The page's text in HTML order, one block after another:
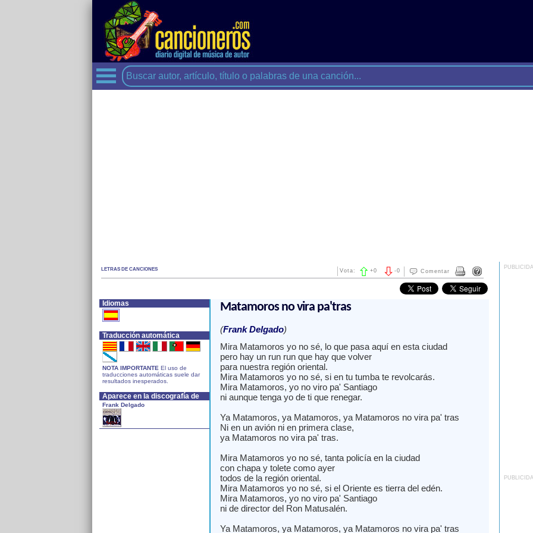
LETRAS DE CANCIONES Comentar
-0
Vota: +0
Idiomas
Traducción automática
NOTA IMPORTANTE El uso de
traducciones automáticas suele dar
resultados inesperados.
Aparece en la discografía de
Frank Delgado
Matamoros no vira pa'tras
(Frank Delgado)
Mira Matamoros yo no sé, lo que pasa aquí en esta ciudad
pero hay un run run que hay que volver
para nuestra región oriental.
Mira Matamoros yo no sé, si en tu tumba te revolcarás.
Mira Matamoros, yo no viro pa' Santiago
ni aunque tenga yo de ti que renegar.
Ya Matamoros, ya Matamoros, ya Matamoros no vira pa' tras
Ni en un avión ni en primera clase,
ya Matamoros no vira pa' tras.
Mira Matamoros yo no sé, tanta policía en la ciudad
con chapa y tolete como ayer
todos de la región oriental.
Mira Matamoros yo no sé, si el Oriente es tierra del edén.
Mira Matamoros, yo no viro pa' Santiago
ni de director del Ron Matusalén.
Ya Matamoros, ya Matamoros, ya Matamoros no vira pa' tras